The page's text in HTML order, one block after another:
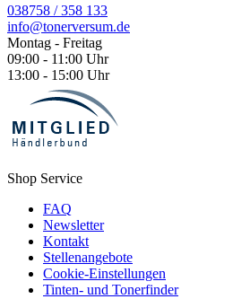
038758 / 358 133
info@tonerversum.de
Montag - Freitag
09:00 - 11:00 Uhr
13:00 - 15:00 Uhr
Shop Service
FAQ
Newsletter
Kontakt
Stellenangebote
Cookie-Einstellungen
Tinten- und Tonerfinder